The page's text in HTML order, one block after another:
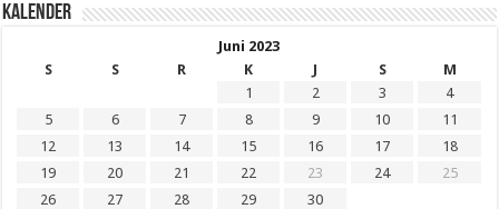
Kalender
Juni 2023
S
S R K J S
M
1
2 3
4
5
6 7 8 9 10
11
12
13 14 15 16 17
18
19
20 21 22 23 24
25
26
27 28 29
30